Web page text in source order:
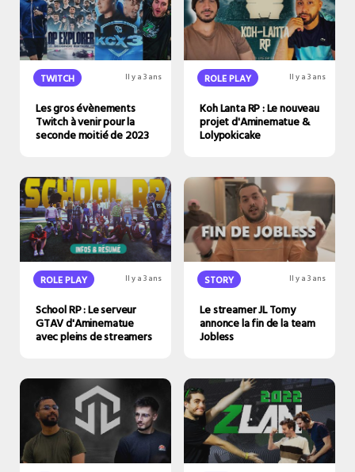
TWITCH Il y a 3 ans
Les gros évènements
Twitch à venir pour la
seconde moitié de 2023
ROLE PLAY Il y a 3 ans
Koh Lanta RP : Le nouveau
projet d'Aminematue &
Lolypokicake
ROLE PLAY Il y a 3 ans
School RP : Le serveur
GTAV d'Aminematue
avec pleins de streamers
STORY Il y a 3 ans
Le streamer JL Tomy
annonce la fin de la team
Jobless